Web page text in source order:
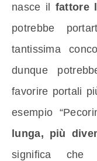
nasce il fattore
potrebbe
tantissima
dunque
favorire portali
esempio
lunga, più
significa che